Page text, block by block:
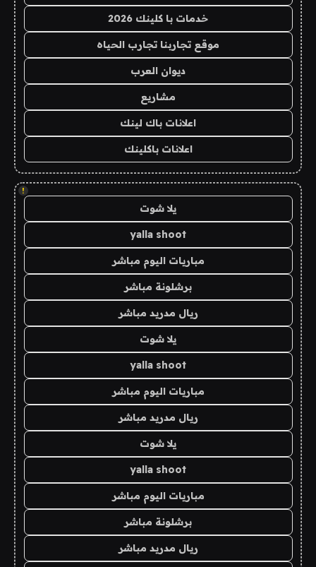
خدمات با كلينك 2026
موقع تجاربنا تجارب الحياه
ديوان العرب
مشاريع
اعلانات باك لينك
اعلانات باكلينك
!
يلا شوت
yalla shoot
مباريات اليوم مباشر
برشلونة مباشر
ريال مدريد مباشر
يلا شوت
yalla shoot
مباريات اليوم مباشر
ريال مدريد مباشر
يلا شوت
yalla shoot
مباريات اليوم مباشر
برشلونة مباشر
ريال مدريد مباشر